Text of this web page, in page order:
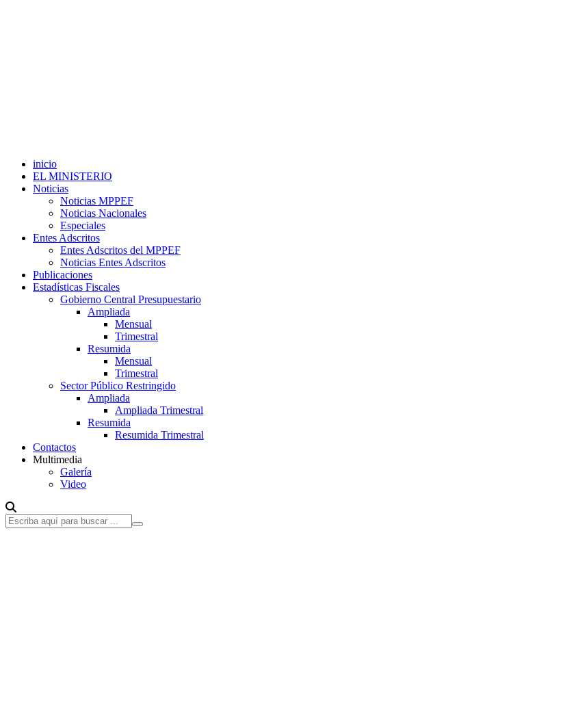
inicio
EL MINISTERIO
Noticias
Noticias MPPEF
Noticias Nacionales
Especiales
Entes Adscritos
Entes Adscritos del MPPEF
Noticias Entes Adscritos
Publicaciones
Estadísticas Fiscales
Gobierno Central Presupuestario
Ampliada
Mensual
Trimestral
Resumida
Mensual
Trimestral
Sector Público Restringido
Ampliada
Ampliada Trimestral
Resumida
Resumida Trimestral
Contactos
Multimedia
Galería
Video